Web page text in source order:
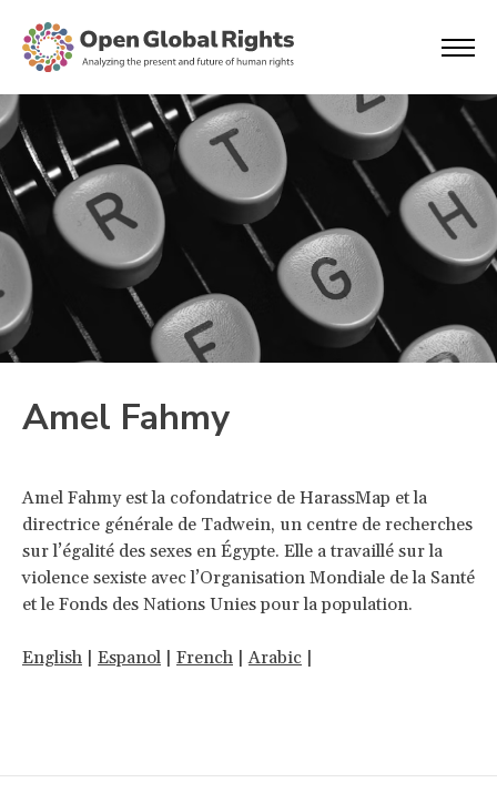
Amel Fahmy
Amel Fahmy est la cofondatrice de HarassMap et la
directrice générale de Tadwein, un centre de recherches
sur l’égalité des sexes en Égypte. Elle a travaillé sur la
violence sexiste avec l’Organisation Mondiale de la Santé
et le Fonds des Nations Unies pour la population.
English | Espanol | French |Arabic |